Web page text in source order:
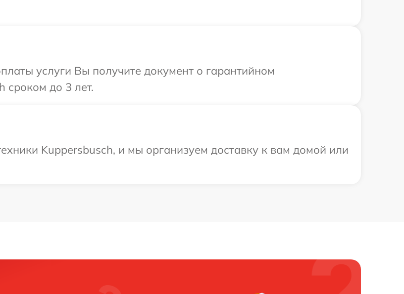
услуги Вы получите документ о гарантийном
сроком до 3 лет.
Kuppersbusch, и мы организуем доставку к вам домой или